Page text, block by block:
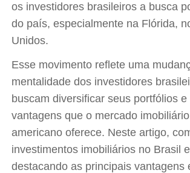
os investidores brasileiros a busca
do país, especialmente na Flórida,
Unidos.
Esse movimento reflete uma
mentalidade dos investidores
buscam diversificar seus portfólios
vantagens que o mercado
americano oferece. Neste artigo,
investimentos imobiliários no Brasil
destacando as principais vantagens